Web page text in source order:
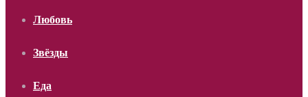
Любовь
Звёзды
Еда